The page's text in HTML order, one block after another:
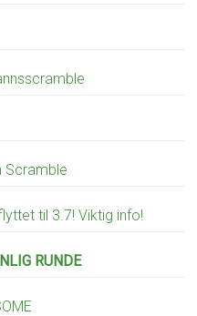
Scramble
til 3.7! Viktig info!
RUNDE